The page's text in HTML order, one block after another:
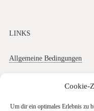
Cookie-
Um dir ein optimales Erlebnis zu
LINKS
Allgemeine Bedingungen